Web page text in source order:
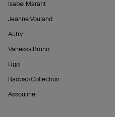
Isabel Marant
Jeanne Vouland
Autry
Vanessa Bruno
Ugg
Baobab Collection
Assouline